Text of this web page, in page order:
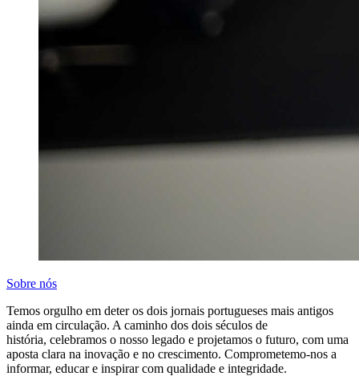
Sobre nós
Temos orgulho em deter os dois jornais portugueses mais antigos
ainda em circulação. A caminho dos dois séculos de
história, celebramos o nosso legado e projetamos o futuro, com uma
aposta clara na inovação e no crescimento. Comprometemo-nos a
informar, educar e inspirar com qualidade e integridade.